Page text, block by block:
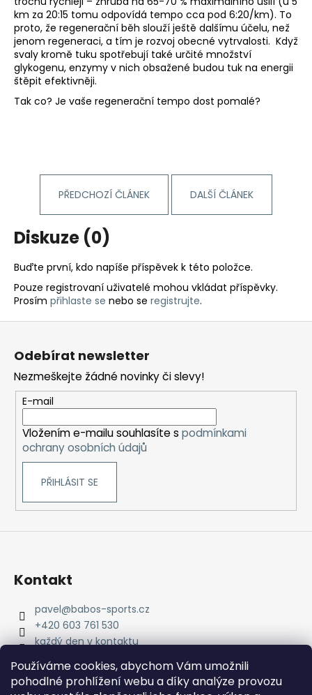
Používáme cookies, abychom Vám umožnili
pohodlné prohlížení webu a díky analýze provozu
km za 20:15 tomu odpovídá tempo cca pod 6:20/km). To
proto, že regenerační běh slouží ještě dalšímu účelu, než
jenom regeneraci, a tím je rozvoj obecné vytrvalosti. Když
svaly kromě tuku spotřebují také určité množství
glykogenu, enzymy v nich obsažené budou tuk na energii
štěpit efektivněji.
Tak co? Je vaše regenerační tempo dost pomalé?
PŘEDCHOZÍ ČLÁNEK DALŠÍ ČLÁNEK
Diskuze (0)
Buďte první, kdo napíše příspěvek k této položce.
Pouze registrovaní uživatelé mohou vkládat příspěvky.
Prosím přihlaste se nebo se registrujte.
Odebírat newsletter
Nezmeškejte žádné novinky či slevy!
E-mail
Vložením e-mailu souhlasíte s podmínkami
ochrany osobních údajů
PŘIHLÁSIT SE
Kontakt
pavel@babos-sports.cz
+420 603 761 530
každý den v kontaktu